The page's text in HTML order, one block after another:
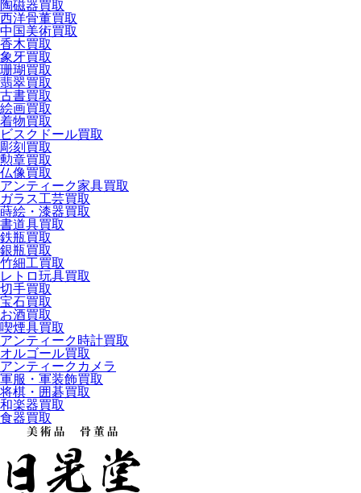
陶磁器買取
西洋骨董買取
中国美術買取
香木買取
象牙買取
珊瑚買取
翡翠買取
古書買取
絵画買取
着物買取
ビスクドール買取
彫刻買取
勲章買取
仏像買取
アンティーク家具買取
ガラス工芸買取
蒔絵・漆器買取
書道具買取
鉄瓶買取
銀瓶買取
竹細工買取
レトロ玩具買取
切手買取
宝石買取
お酒買取
喫煙具買取
アンティーク時計買取
オルゴール買取
アンティークカメラ
軍服・軍装飾買取
将棋・囲碁買取
和楽器買取
食器買取